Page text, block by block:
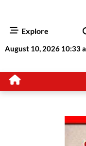
Explore
August 10, 2026 10:33